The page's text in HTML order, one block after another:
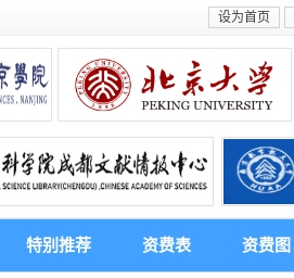
设为首页
特别推荐 资费表 资费图